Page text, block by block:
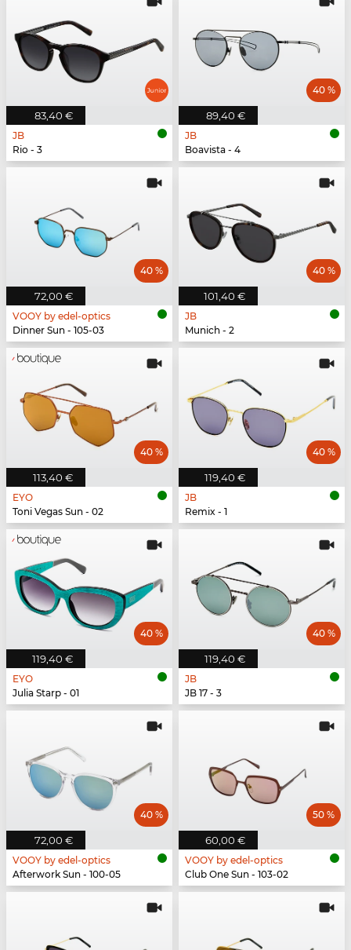
83,40 €
JB
Rio - 3
89,40 €
40 %
JB
Boavista - 4
72,00 €
40 %
VOOY by edel-optics
Dinner Sun - 105-03
101,40 €
40 %
JB
Munich - 2
113,40 €
40 %
EYO
Toni Vegas Sun - 02
119,40 €
40 %
JB
Remix - 1
119,40 €
40 %
EYO
Julia Starp - 01
119,40 €
40 %
JB
JB 17 - 3
72,00 €
40 %
VOOY by edel-optics
Afterwork Sun - 100-05
60,00 €
50 %
VOOY by edel-optics
Club One Sun - 103-02